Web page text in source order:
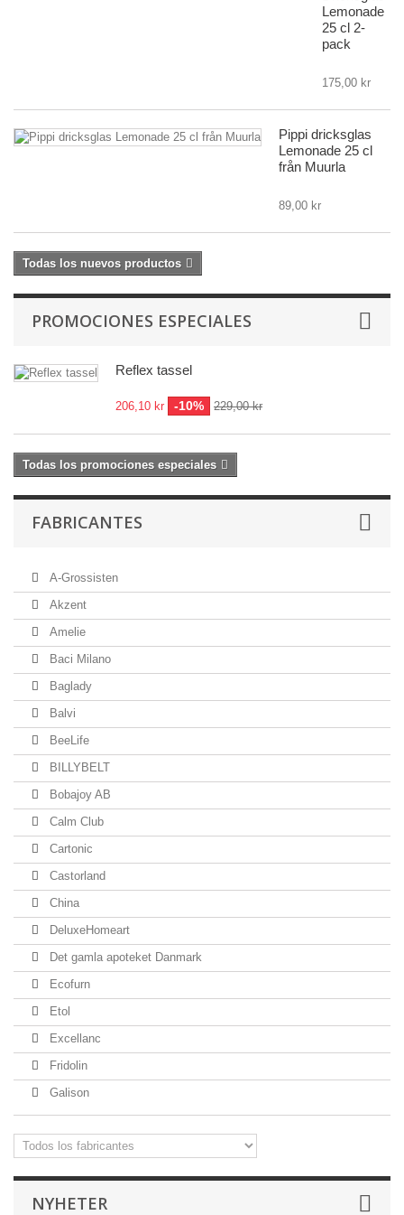
Lemonade
25 cl 2-
pack
175,00 kr
Pippi dricksglas
Lemonade 25 cl
från Muurla
89,00 kr
Todas los nuevos productos
PROMOCIONES ESPECIALES
Reflex tassel
206,10 kr -10% 229,00 kr
Todas los promociones especiales
FABRICANTES
A-Grossisten
Akzent
Amelie
Baci Milano
Baglady
Balvi
BeeLife
BILLYBELT
Bobajoy AB
Calm Club
Cartonic
Castorland
China
DeluxeHomeart
Det gamla apoteket Danmark
Ecofurn
Etol
Excellanc
Fridolin
Galison
NYHETER